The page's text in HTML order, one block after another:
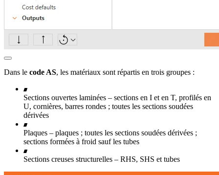
Dans le code AS, les matériaux sont répartis en trois groupes :
Sections ouvertes laminées – sections en I et en T, profilés en
U, cornières, barres rondes ; toutes les sections soudées
dérivées
Plaques – plaques ; toutes les sections soudées dérivées ;
sections formées à froid sauf les tubes
Sections creuses structurelles – RHS, SHS et tubes